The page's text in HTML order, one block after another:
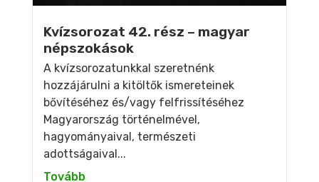
Kvízsorozat 42. rész – magyar
népszokások
A kvízsorozatunkkal szeretnénk
hozzájárulni a kitöltők ismereteinek
bővítéséhez és/vagy felfrissítéséhez
Magyarország történelmével,
hagyományaival, természeti
adottságaival...
Tovább